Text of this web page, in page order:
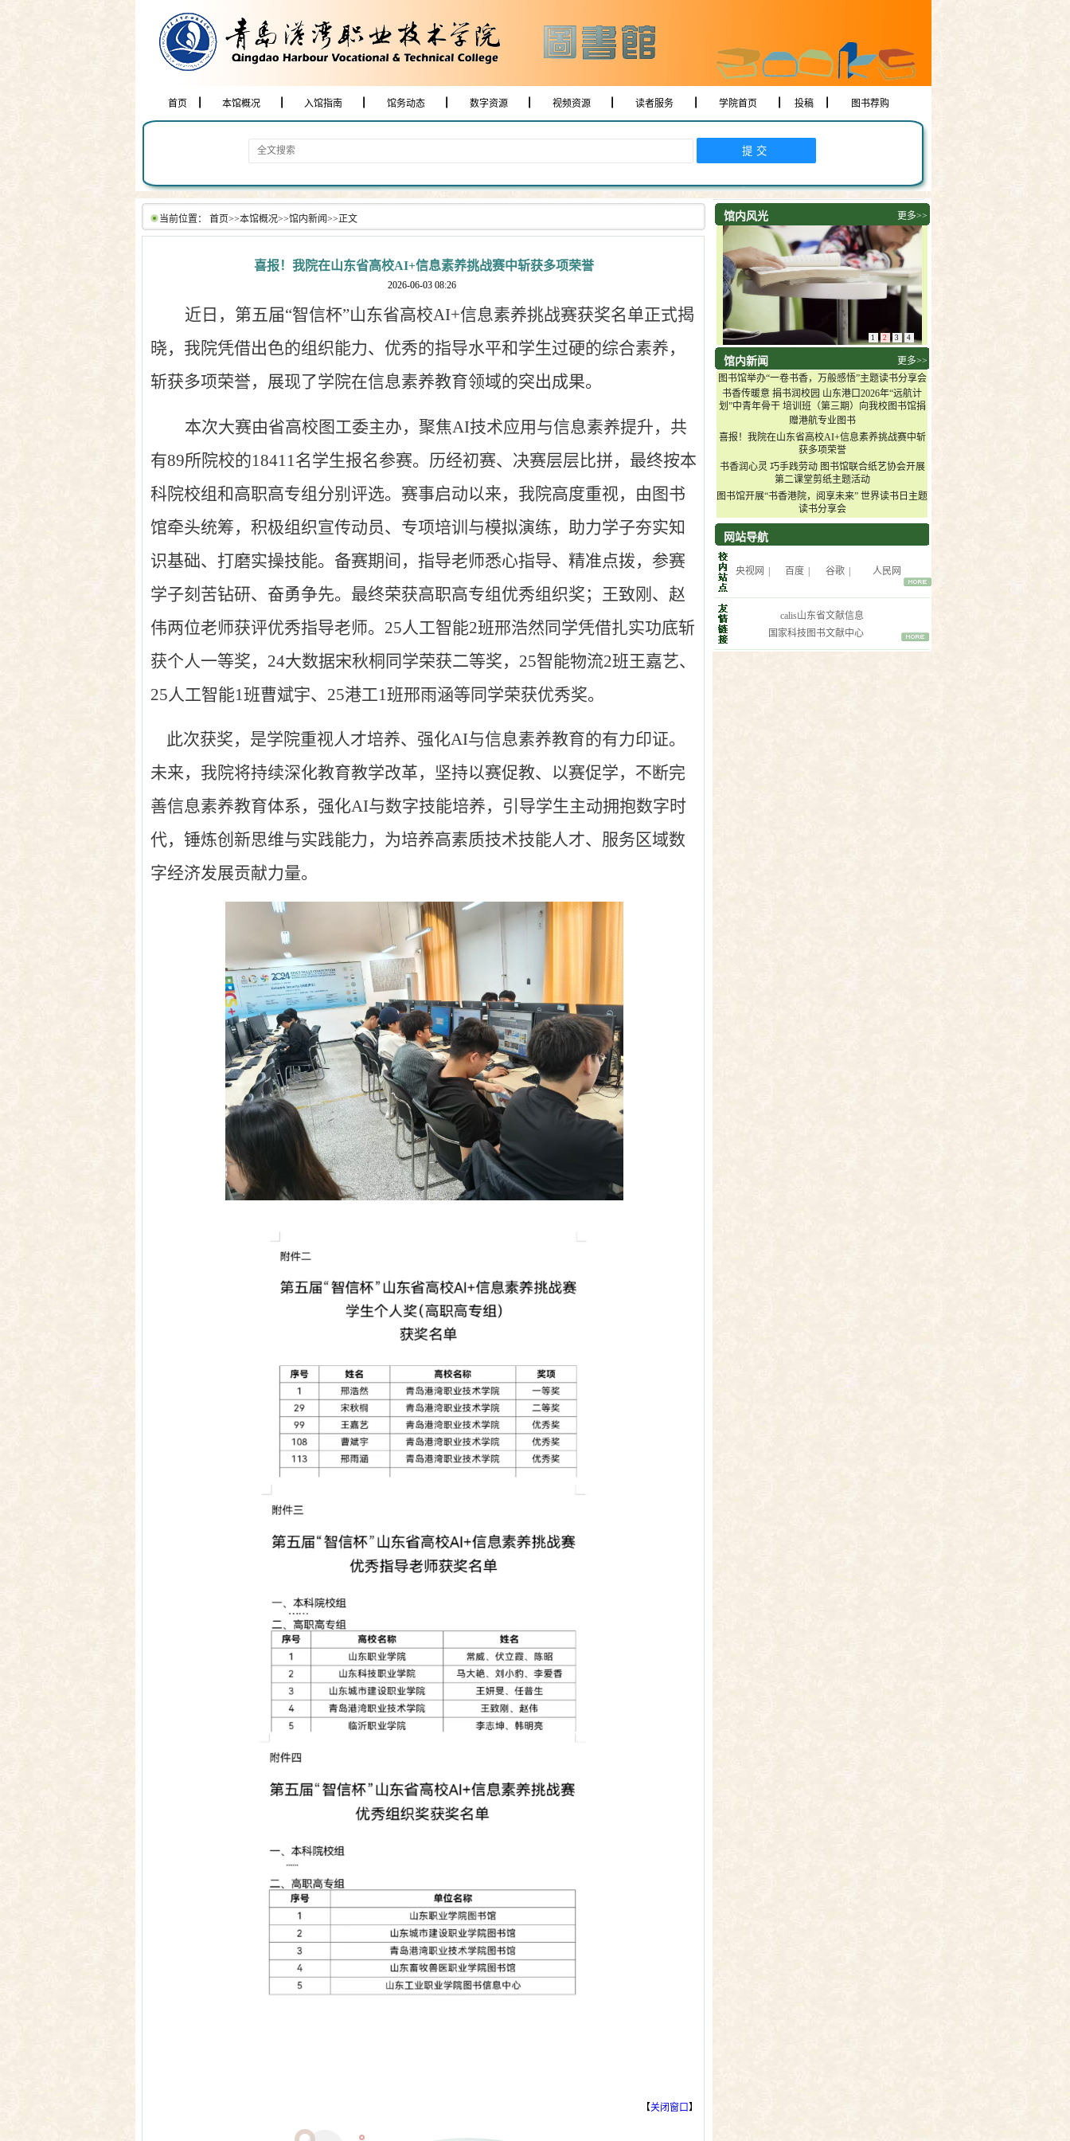
首页 本馆概况 入馆指南 馆务动态 数字资源 视频资源 读者服务 学院首页 投稿 图书荐购
当前位置： 首页>>本馆概况>>馆内新闻>>正文
喜报！我院在山东省高校AI+信息素养挑战赛中斩获多项荣誉
2026-06-03 08:26
近日，第五届“智信杯”山东省高校AI+信息素养挑战赛获奖名单正式揭
晓，我院凭借出色的组织能力、优秀的指导水平和学生过硬的综合素养，
斩获多项荣誉，展现了学院在信息素养教育领域的突出成果。
本次大赛由省高校图工委主办，聚焦AI技术应用与信息素养提升，共
有89所院校的18411名学生报名参赛。历经初赛、决赛层层比拼，最终按本
科院校组和高职高专组分别评选。赛事启动以来，我院高度重视，由图书
馆牵头统筹，积极组织宣传动员、专项培训与模拟演练，助力学子夯实知
识基础、打磨实操技能。备赛期间，指导老师悉心指导、精准点拨，参赛
学子刻苦钻研、奋勇争先。最终荣获高职高专组优秀组织奖；王致刚、赵
伟两位老师获评优秀指导老师。 25 人工智能2班邢浩然同学凭借扎实功底斩
获个人一等奖， 24大数据宋秋桐同学荣获二等奖， 25智能物流2班王嘉艺、
25 人工智能1班曹斌宇、 25港工1班邢雨涵等同学荣获优秀奖。
此次获奖，是学院重视人才培养、强化AI与信息素养教育的有力印证。
未来，我院将持续深化教育教学改革，坚持以赛促教、以赛促学，不断完
善信息素养教育体系，强化AI与数字技能培养，引导学生主动拥抱数字时
代，锤炼创新思维与实践能力，为培养高素质技术技能人才、服务区域数
字经济发展贡献力量。
【关闭窗口】
馆内风光 更多>>
1 2 3 4
馆内新闻
更多>>
图书馆举办“一卷书香，万般感悟”主题读书分享会
书香传暖意 捐书润校园 山东港口2026年“远航计
划”中青年骨干 培训班（第三期）向我校图书馆捐
赠港航专业图书
喜报！我院在山东省高校AI+信息素养挑战赛中斩
获多项荣誉
书香润心灵 巧手践劳动 图书馆联合纸艺协会开展
第二课堂剪纸主题活动
图书馆开展“书香港院，阅享未来” 世界读书日主题
读书分享会
网站导航
央视网 百度 谷歌 人民网
calis山东省文献信息
国家科技图书文献中心